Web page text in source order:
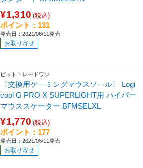
¥1,310 (税込)
ポイント：131
発売日：2021/06/11発売
お取り寄せ
ビットトレードワン
〔交換用ゲーミングマウスソール〕 Logi
cool G PRO X SUPERLIGHT用 ハイパー
マウススケーター BFMSELXL
¥1,770 (税込)
ポイント：177
発売日：2021/06/11発売
お取り寄せ